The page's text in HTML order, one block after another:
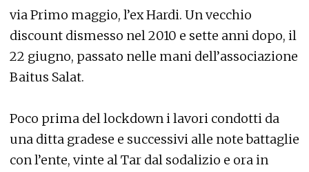
via Primo maggio, l’ex Hardi. Un vecchio
discount dismesso nel 2010 e sette anni dopo, il
22 giugno, passato nelle mani dell’associazione
Baitus Salat.
Poco prima del lockdown i lavori condotti da
una ditta gradese e successivi alle note battaglie
con l’ente, vinte al Tar dal sodalizio e ora in